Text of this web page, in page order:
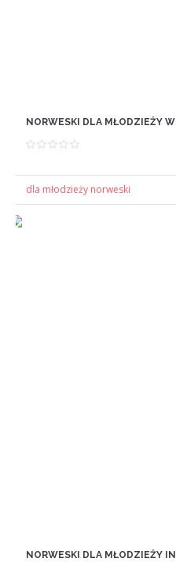
NORWESKI DLA MŁODZIEŻY W
dla młodzieży norweski
NORWESKI DLA MŁODZIEŻY